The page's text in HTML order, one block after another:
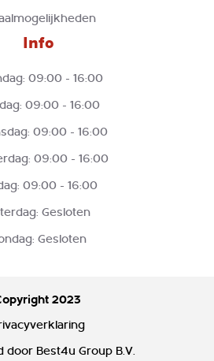
Info
09:00 - 16:00
09:00 - 16:00
09:00 - 16:00
09:00 - 16:00
09:00 - 16:00
Gesloten
Gesloten
2023
door Best4u Group B.V.